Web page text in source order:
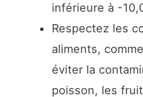
inférieure à -
Respectez les
aliments,
éviter la
poisson, les